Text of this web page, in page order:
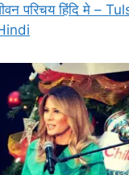
परिचय हिंदि मे –